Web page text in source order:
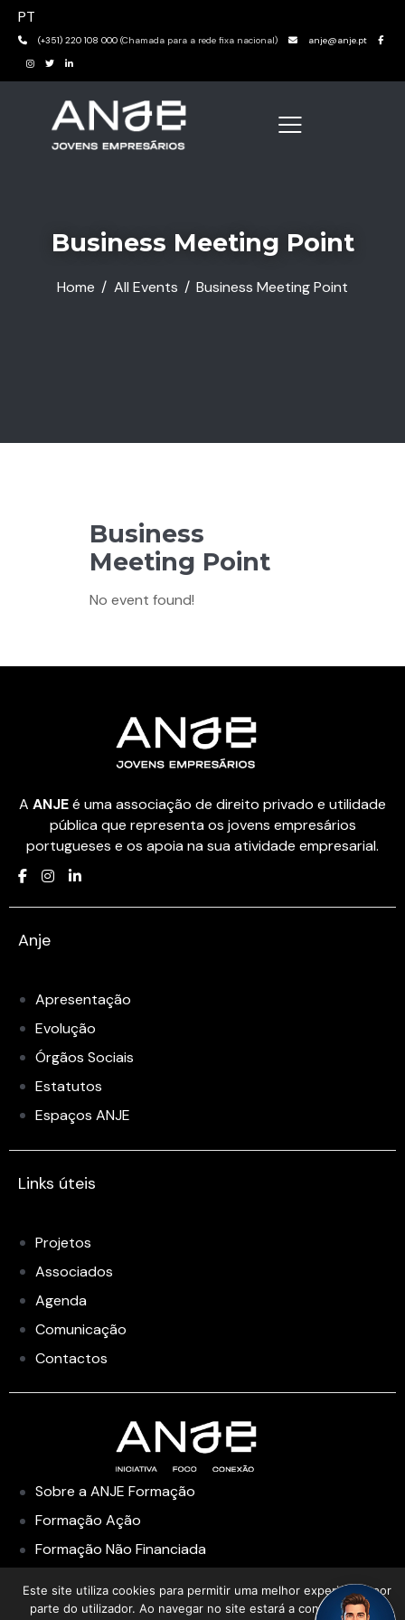
PT
(+351) 220 108 000 (Chamada para a rede fixa nacional) anje@anje.pt
Business Meeting Point
Home All Events Business Meeting Point
Business
Meeting Point
No event found!
A ANJEé uma associação de direito privado e utilidade
pública que representa os jovens empresários
portugueses e os apoia na sua atividade empresarial.
Anje
Apresentação
Evolução
Órgãos Sociais
Estatutos
Espaços ANJE
Links úteis
Projetos
Associados
Agenda
Comunicação
Contactos
Sobre a ANJE Formação
Formação Ação
Formação Não Financiada
Academia de Liderança
Este site utiliza cookies para permitir uma melhor experiência por
parte do utilizador. Ao navegar no site estará a consentir a sua